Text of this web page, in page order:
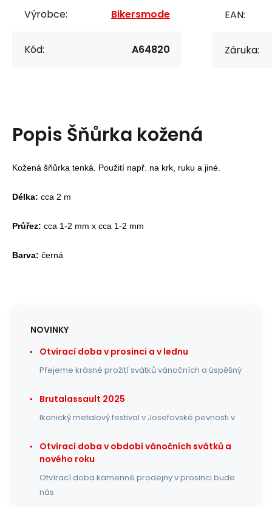
Výrobce: Bikersmode
Kód: A64820
EAN:
Záruka:
Popis Šňůrka kožená
Kožená šňůrka tenká. Použití např. na krk, ruku a jiné.
Délka: cca 2 m
Průřez: cca 1-2 mm x cca 1-2 mm
Barva: černá
NOVINKY
Otvírací doba v prosinci a v lednu
Přejeme krásné prožití svátků vánočních a úspěšný
Brutalassault 2025
Ikonický metalový festival v Josefovské pevnosti v
Otvírací doba v období vánočních svátků a
nového roku
Otvírací doba kamenné prodejny v prosinci bude
nás